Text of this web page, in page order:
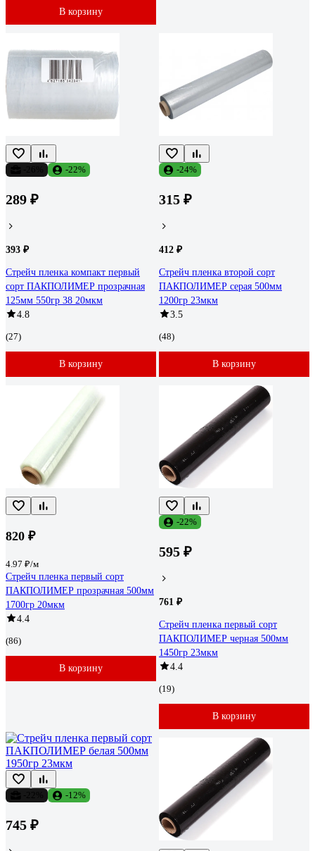
В корзину
-22%
289 ₽
393 ₽
Стрейч пленка компакт первый
сорт ПАКПОЛИМЕР прозрачная
125мм 550гр 38 20мкм
4.8
(27)
В корзину
-24%
315 ₽
412 ₽
Стрейч пленка второй сорт
ПАКПОЛИМЕР серая 500мм
1200гр 23мкм
3.5
(48)
В корзину
820 ₽
4.97 ₽/м
Стрейч пленка первый сорт
ПАКПОЛИМЕР прозрачная 500мм
1700гр 20мкм
4.4
(86)
В корзину
-22%
595 ₽
761 ₽
Стрейч пленка первый сорт
ПАКПОЛИМЕР черная 500мм
1450гр 23мкм
4.4
(19)
В корзину
-12%
745 ₽